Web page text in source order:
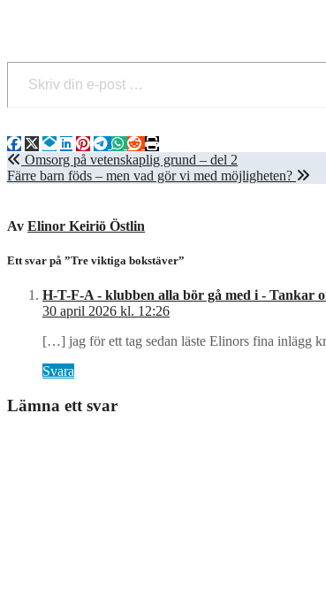
Skriv din e-post …
Inläggsnavigering
Omsorg på vetenskaplig grund – del 2
Färre barn föds – men vad gör vi med möjligheten?
Av Elinor Keiriö Östlin
Ett svar på ”Tre viktiga bokstäver”
H-T-F-A - klubben alla bör gå med i - Tankar
30 april 2026 kl. 12:26
[…] jag för ett tag sedan läste Elinors fina inlägg
Svara
Lämna ett svar